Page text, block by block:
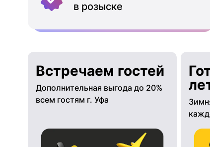
в розыске
Встречаем гостей
Дополнительная выгода до 20%
всем гостям г. Уфа